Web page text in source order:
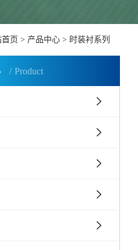
首页 > 产品中心> 时装衬系列
Product